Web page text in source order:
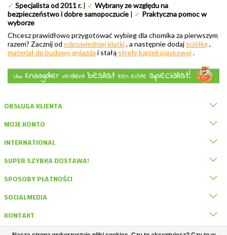
✓ Specjalista od 2011 r. | ✓ Wybrany ze względu na
bezpieczeństwo i dobre samopoczucie | ✓ Praktyczna pomoc w
wyborze
Chcesz prawidłowo przygotować wybieg dla chomika za pierwszym
razem? Zacznij od odpowiedniej klatki, a następnie dodajściółkę,
materiał do budowy gniazda i stałą strefę kąpieli piaskowej.
OBSŁUGA KLIENTA
MOJE KONTO
INTERNATIONAL
SUPER SZYBKA DOSTAWA!
SPOSOBY PŁATNOŚCI
SOCIALMEDIA
KONTAKT